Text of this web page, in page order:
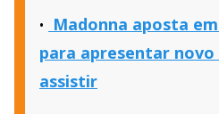
Madonna aposta
para apresentar novo
assistir